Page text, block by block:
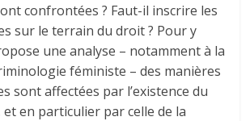
confrontées ? Faut-il inscrire les
sur le terrain du droit ? Pour y
une analyse – notamment à la
féministe – des manières
sont affectées par l’existence du
et en particulier par celle de la